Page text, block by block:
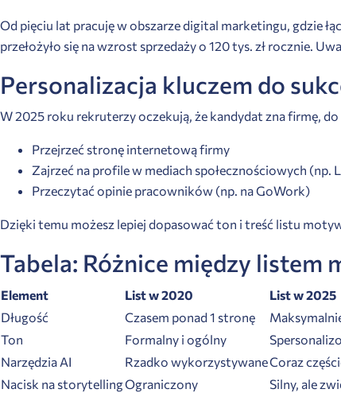
Od pięciu lat pracuję w obszarze digital marketingu, gdzie
przełożyło się na wzrost sprzedaży o 120 tys. zł rocznie.
Personalizacja kluczem do
W 2025 roku rekruterzy oczekują, że kandydat zna firmę,
Przejrzeć stronę internetową firmy
Zajrzeć na profile w mediach społecznościowych (np.
Przeczytać opinie pracowników (np. na GoWork)
Dzięki temu możesz lepiej dopasować ton i treść listu
Tabela: Różnice między
Element List w 2020
List w 2025
Długość
Czasem ponad 1 stronę
Ton
Formalny i ogólny
Narzędzia AI
Rzadko wykorzystywaneCoraz
Nacisk na storytellingOgraniczony Silny, ale